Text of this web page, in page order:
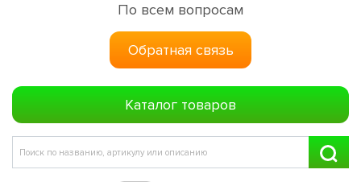
По всем вопросам
Обратная связь
Каталог товаров